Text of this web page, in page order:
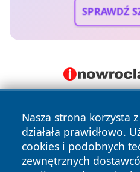
SPRAWDŹ
Nasza strona korzysta
działała prawidłowo.
cookies i podobnych
zewnętrznych